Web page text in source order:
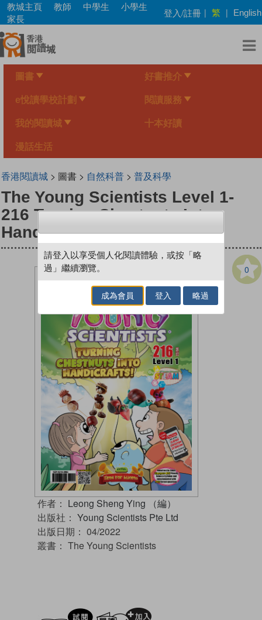
Skip
main
content
教城主頁 教師 中學生
小學生
家長
登入/註冊 | 繁 | English
圖書 好書推介
e悅讀學校計劃 閱讀服務
我的閱讀城 十本好讀
漫話生活
香港閱讀城> 圖書 > 自然科普> 普及科學
The Young Scientists Level 1-
216 Turning Chestnuts Int
Handicrafts!
0
作者： Leong Sheng Ying （編）
出版社： Young Scientists Pte Ltd
出版日期： 04/2022
叢書： The Young Scientists
試閲
請登入以享受個人化閱讀體驗，或按「略
過」繼續瀏覽。
成為會員 登入 略過